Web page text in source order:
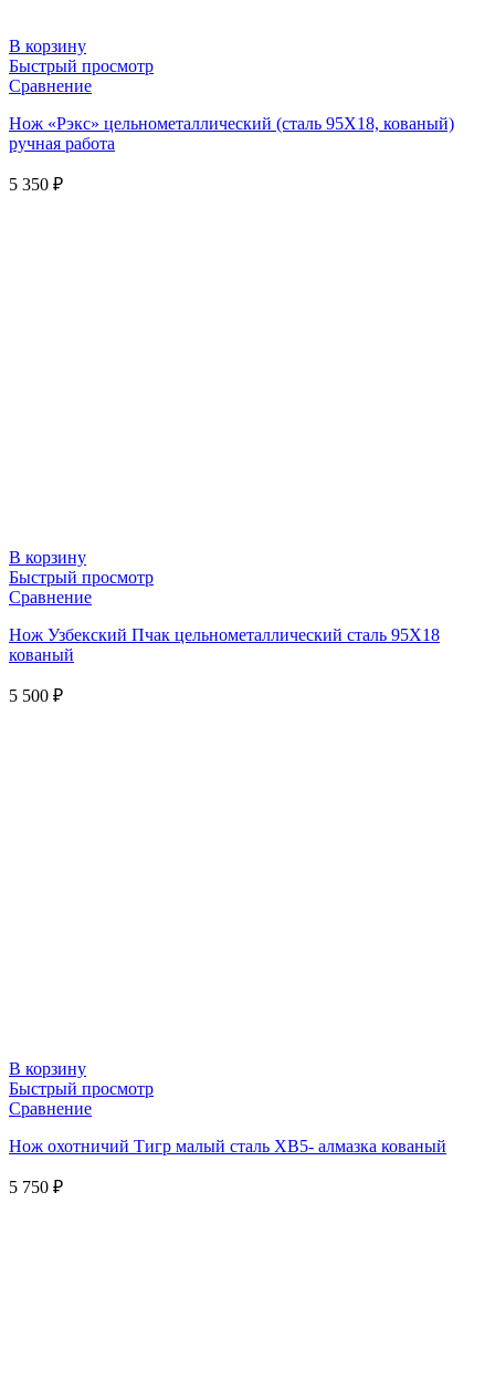
В корзину
Быстрый просмотр
Сравнение
Нож «Рэкс» цельнометаллический (сталь 95Х18, кованый)
ручная работа
5 350 ₽
В корзину
Быстрый просмотр
Сравнение
Нож Узбекский Пчак цельнометаллический сталь 95Х18
кованый
5 500 ₽
В корзину
Быстрый просмотр
Сравнение
Нож охотничий Тигр малый сталь ХВ5- алмазка кованый
5 750 ₽